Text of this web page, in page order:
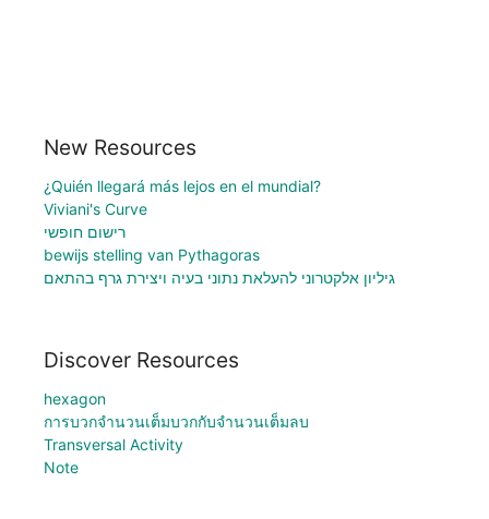
New Resources
¿Quién llegará más lejos en el mundial?
Viviani's Curve
רישום חופשי
bewijs stelling van Pythagoras
גיליון אלקטרוני להעלאת נתוני בעיה ויצירת גרף בהתאם
Discover Resources
hexagon
การบวกจำนวนเต็มบวกกับจำนวนเต็มลบ
Transversal Activity
Note